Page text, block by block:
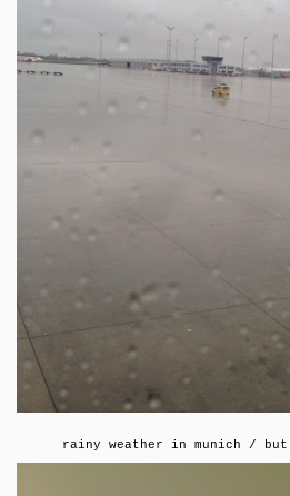
rainy weather in munich /